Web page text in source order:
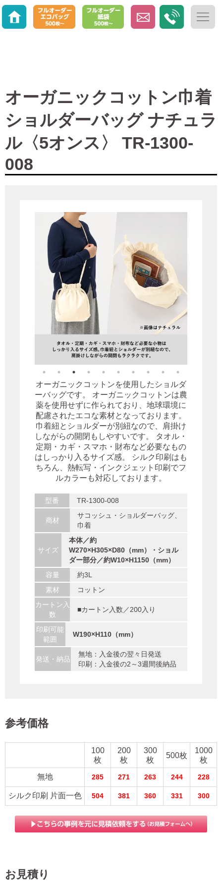
オーガニックコットン巾着
ショルダーバッグ ナチュラ
ル〈5オンス〉 TR-1300-
008
オーガニックコットンを使用したショルダ
ーバッグです。 オーガニックコットンは農
薬を使用せずに作られており、地球環境に
配慮されたエコな素材となっております。
巾着紐とショルダーが別紐なので、肩掛け
しながらの開閉もしやすいです。 タオル・
定期・カギ・スマホ・財布など必要なもの
はしっかり入るサイズ感。 シルク印刷はも
ちろん、熱転写・インクジェット印刷でフ
ルカラーも対応しております。
型番 TR-1300-008
商材
サコッシュ・ショルダーバッグ、
巾着
サイズ
本体／約
W270×H305×D80（mm）・ショル
ダー部分／約W10×H1150（mm）
容量
約3L
素材
コットン
カートン入
数
■カートン入数／200入り
印刷可能
範囲
W190×H110（mm）
発送・納品
無地：入金後の翌々日発送
印刷：入金後の2～3週間後納品
参考価格
100
枚
200
枚
300
枚
500枚
1000
枚
無地
285 271 263 244 228
シルク印刷 片面一色 504 381 360 331 300
お見積り